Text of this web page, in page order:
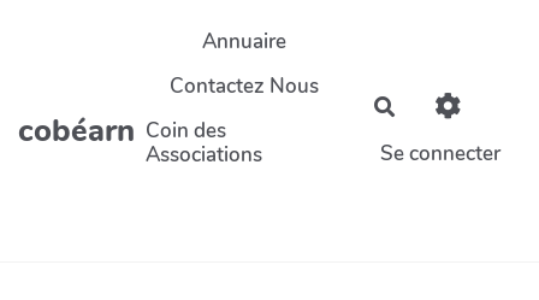
Aller au contenu principal
cobéarn
Annuaire
Contactez Nous
Coin des
Associations
Rechercher
Se connecter